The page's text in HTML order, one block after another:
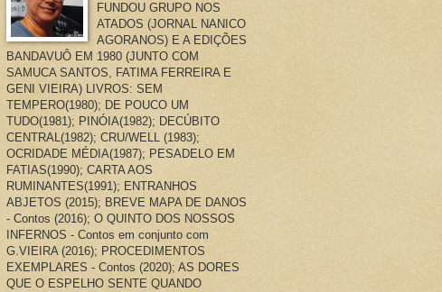
FUNDOU GRUPO NOS
ATADOS (JORNAL NANICO
AGORANOS) E A EDIÇÕES
BANDAVUÔ EM 1980 (JUNTO COM
SAMUCA SANTOS, FATIMA FERREIRA E
GENI VIEIRA) LIVROS: SEM
TEMPERO(1980); DE POUCO UM
TUDO(1981); PINÓIA(1982); DECÚBITO
CENTRAL(1982); CRU/WELL (1983);
OCRIDADE MÉDIA(1987); PESADELO EM
FATIAS(1990); CARTA AOS
RUMINANTES(1991); ENTRANHOS
ABJETOS (2015); BREVE MAPA DE DANOS
- Contos (2016); O QUINTO DOS NOSSOS
INFERNOS - Contos em conjunto com
G.VIEIRA (2016); PROCEDIMENTOS
EXEMPLARES - Contos (2020); AS DORES
QUE O ESPELHO SENTE QUANDO